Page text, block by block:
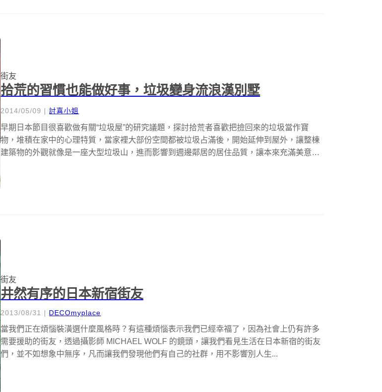
街友
拾荒的習慣也能做好事，垃圾變身流浪漢別墅
2014/05/09 |討喜小姐
早期日本節目很喜歡做有關“垃圾屋”的研究議題，探討拾荒者喜歡把撿回來的垃圾當作寶
物，堆積在家中的心理特質，當家裡大部份空間都被垃圾占滿後，開始延伸到屋外，讓整棟
建築物的外觀就像是一座大型垃圾山，進而影響到週邊鄰居的居住品質，讓本來充滿美意
街友
井然有序的日本新宿街友
2013/08/31 | DECOmyplace
當我們正在煩惱裝潢選什麼風格時？有這種煩惱表示我們已經幸福了，因為社會上仍有許多
需要援助的街友，透過攝影師 MICHAEL WOLF 的鏡頭，讓我們看見生活在日本新宿的街友
們，並不如想象中無序，凡而讓我們發現他們有自己的社群，用不影響別人生...